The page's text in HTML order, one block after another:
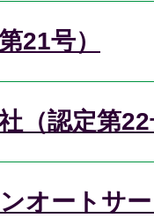
21号）
（認定第
オートサ